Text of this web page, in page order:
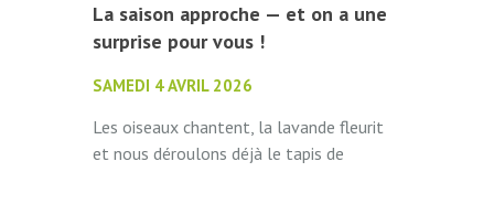
La saison approche — et on a une
surprise pour vous !
SAMEDI 4 AVRIL 2026
Les oiseaux chantent, la lavande fleurit
et nous déroulons déjà le tapis de